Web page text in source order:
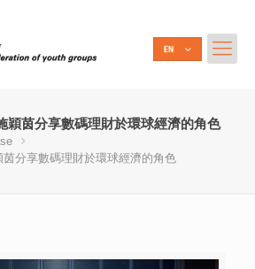
穎茵分享數碼理財於環球經濟的角色
分享數碼理財於環球經濟的角色